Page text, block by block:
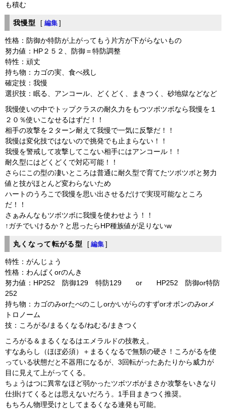
も積む
我慢型 [ 編集 ]
性格：防御か特防が上がってもう片方が下がらないもの
努力値：HP２５２、防御＝特防調整
特性：頑丈
持ち物：カゴの実、食べ残し
確定技：我慢
選択技：眠る、アンコール、どくどく、まきつく、砂地獄などなど
我慢使いの中でトップクラスの耐久力をもつツボツボなら我慢を１
２０％使いこなせるはずだ！！
相手の攻撃を２ターン耐えて我慢で一気に反撃だ！！
我慢は変化技ではないので挑発でも止まらない！！
我慢を警戒して攻撃してこない相手にはアンコール！！
耐久型にはどくどくで対応可能！！
さらにこの型の凄いところは普通に耐久型で育てたツボツボと努力
値と技がほとんど変わらないため
ハートのうろこで我慢を思い出させるだけで実現可能なところ
だ！！
さぁみんなもツボツボに我慢を使わせよう！！
↑ガチでいけるか？と思ったらHP種族値が足りないw
丸くなって転がる型 [ 編集 ]
特性：がんじょう
性格：わんぱくorのんき
努力値：HP252 防御129 特防129 or HP252 防御or特防
252
持ち物：カゴのみorたべのこしorかいがらのすずorオボンのみorメ
トロノーム
技：ころがる/まるくなる/ねむる/まきつく
ころがる＆まるくなるはエメラルドの技教え。
すなあらし（ほぼ必須）＋まるくなるで無類の硬さ！ころがるを使
っている状態だと不器用になるが、3回転がったあたりから威力が
目に見えて上がってくる。
ちょうはつに異常なほど弱かったツボツボがまさか攻撃をいきなり
仕掛けてくるとは思えないだろう。1手目まきつく推奨。
もちろん物理受けとしてまるくなる連発も可能。